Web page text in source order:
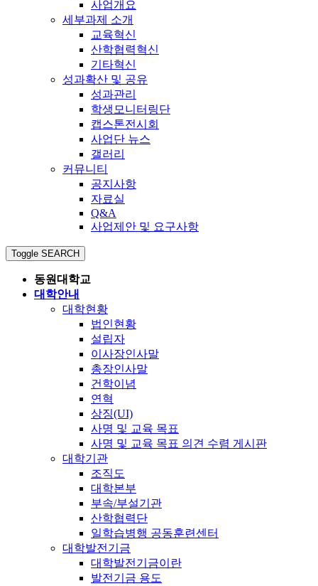
사업개요
세부과제 소개
교육혁신
산학협력혁신
기타혁신
성과확산 및 공유
성과관리
학생모니터링단
캡스톤전시회
사업단 뉴스
갤러리
커뮤니티
공지사항
자료실
Q&A
사업제안 및 요구사항
Toggle SEARCH
동원대학교
대학안내
대학현황
법인현황
설립자
이사장인사말
총장인사말
건학이념
연혁
상징(UI)
사명 및 교육 목표
사명 및 교육 목표 의견 수렴 게시판
대학기관
조직도
대학본부
부속/부설기관
산학협력단
일학습병행 공동훈련센터
대학발전기금
대학발전기금이란
발전기금 용도